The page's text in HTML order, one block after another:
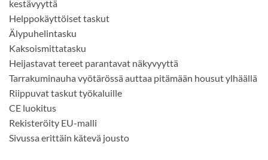
kestävyyttä
Helppokäyttöiset taskut
Älypuhelintasku
Kaksoismittatasku
Heijastavat tereet parantavat näkyvyyttä
Tarrakuminauha vyötärössä auttaa pitämään housut ylhäällä
Riippuvat taskut työkaluille
CE luokitus
Rekisteröity EU-malli
Sivussa erittäin kätevä jousto